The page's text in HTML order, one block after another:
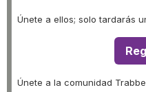
Únete a ellos; solo tardarás
Únete a la comunidad